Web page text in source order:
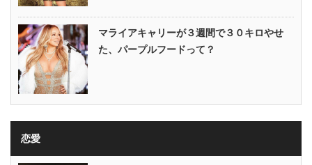
マライアキャリーが３週間で３０キロやせ
た、パープルフードって？
恋愛